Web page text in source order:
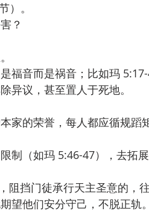
）。
？
福音而是祸音；比如玛
异议，甚至置人于死地。
家的荣誉，每人都应循规蹈
制（如玛 5:46-47），去拓
阻挡门徒承行天主圣意的，
望他们安分守己，不脱正轨。